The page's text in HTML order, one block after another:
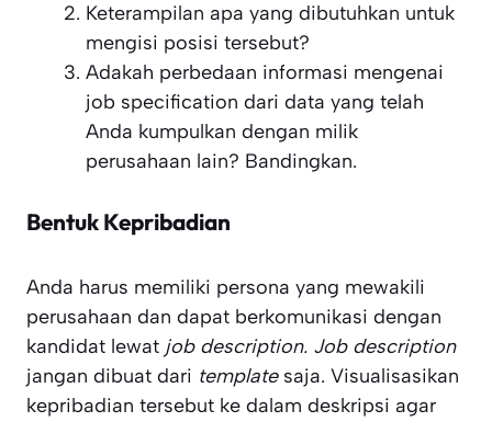
Keterampilan apa yang dibutuhkan untuk
mengisi posisi tersebut?
Adakah perbedaan informasi mengenai
job specification dari data yang telah
Anda kumpulkan dengan milik
perusahaan lain? Bandingkan.
Bentuk Kepribadian
Anda harus memiliki persona yang mewakili
perusahaan dan dapat berkomunikasi dengan
kandidat lewat job description. Job description
jangan dibuat dari template saja. Visualisasikan
kepribadian tersebut ke dalam deskripsi agar